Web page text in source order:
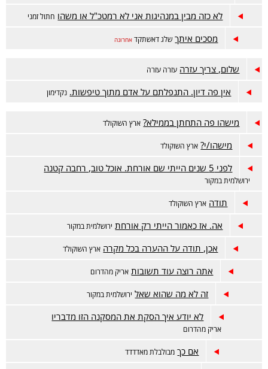
לא כזה מבין במנהיגות אני לא רמטכ"ל או משהו חתול זמני
מסכים איתך שלג דאשתקד אחרונה
שלום, צריך עזרה עזרה עזרה
אין פה דיון. התנפלתם על אדם מתוך טיפשות. נקדימון
מישהו פה התחתן בממילא? ארץ השוקולד
מישהו/י? ארץ השוקולד
לפני 5 שנים הייתי שם אורחת. אוכל טוב, רחבה קטנה
ירושלמית במקור
תודה ארץ השוקולד
אה. אז כאמור הייתי רק אורחת ירושלמית במקור
אכן, תודה על ההערה בכל מקרה ארץ השוקולד
אתה רוצה עוד תשובות אריק מהדרום
זה לא מה שהוא שאל ירושלמית במקור
לא יודע איך הסקת את המסקנה הזו מדבריו
אריק מהדרום
אם כך מבולבלת מאדדדד